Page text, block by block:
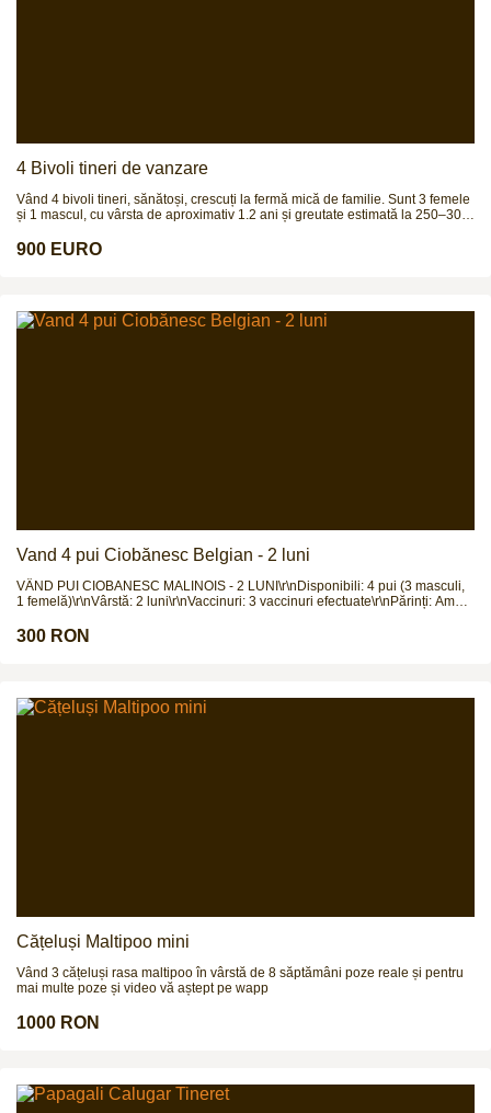
4 Bivoli tineri de vanzare
Vând 4 bivoli tineri, sănătoși, crescuți la fermă mică de familie. Sunt 3 femele
și 1 mascul, cu vârsta de aproximativ 1.2 ani și greutate estimată la 250–300
fără probleme de sănătate, potriviți pentru creștere, prăsilă sau îngrășat.
900 EURO
Vand 4 pui Ciobănesc Belgian - 2 luni
VÂND PUI CIOBANESC MALINOIS - 2 LUNI\r\nDisponibili: 4 pui (3 masculi,
1 femelă)\r\nVârstă: 2 luni\r\nVaccinuri: 3 vaccinuri efectuate\r\nPărinți: Ambii
300 EUR (negociabil)\r\nLocație: Sibiu\r\nCățeluși sănătoși, socializați, ideali
300 RON
Cățeluși Maltipoo mini
Vând 3 cățeluși rasa maltipoo în vârstă de 8 săptămâni poze reale și pentru
mai multe poze și video vă aștept pe wapp
1000 RON